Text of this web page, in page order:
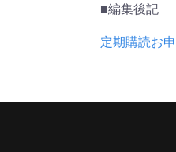
■編集後記
定期購読お